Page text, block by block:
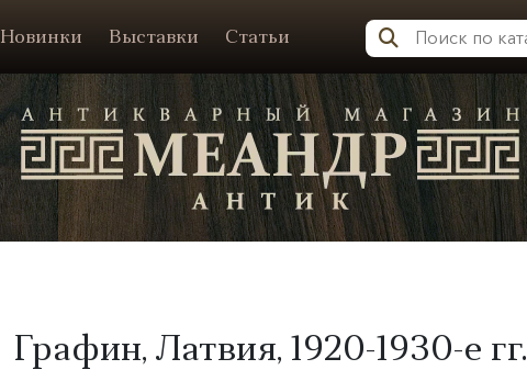
Новинки Выставки Статьи
Меандр-Антик
Графин, Латвия, 1920-1930-е гг.